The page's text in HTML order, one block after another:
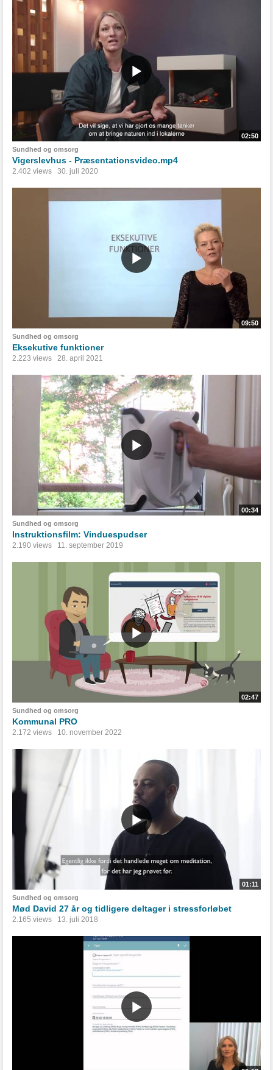
02:50
Sundhed og omsorg
Vigerslevhus - Præsentationsvideo.mp4
2.402 views 30. juli 2020
09:50
Sundhed og omsorg
Eksekutive funktioner
2.223 views 28. april 2021
00:34
Sundhed og omsorg
Instruktionsfilm: Vinduespudser
2.190 views 11. september 2019
02:47
Sundhed og omsorg
Kommunal PRO
2.172 views 10. november 2022
01:11
Sundhed og omsorg
Mød David 27 år og tidligere deltager i stressforløbet
2.165 views 13. juli 2018